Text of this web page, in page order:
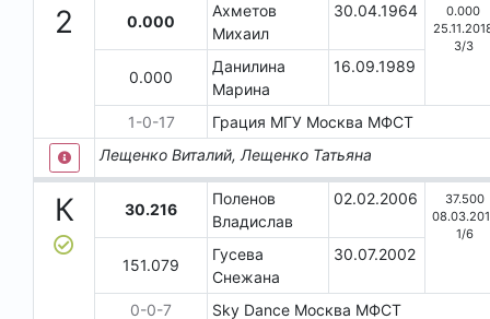
2 0.000
Ахметов
Михаил
30.04.1964
0.000
3/3
0.000
Данилина
Марина
16.09.1989
1-0-17 Грация МГУ Москва МФСТ
Лещенко Виталий, Лещенко Татьяна
К 30.216
Поленов
Владислав
02.02.2006
37.500
1/6
151.079
Гусева
Снежана
30.07.2002
0-0-7 Sky Dance Москва МФСТ